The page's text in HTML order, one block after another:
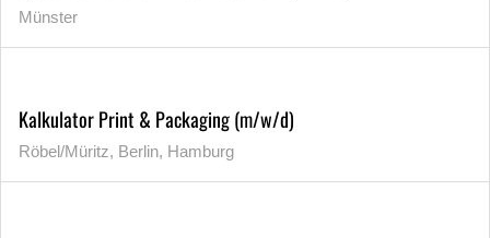
Münster
Kalkulator Print & Packaging (m/w/d)
Röbel/Müritz, Berlin, Hamburg